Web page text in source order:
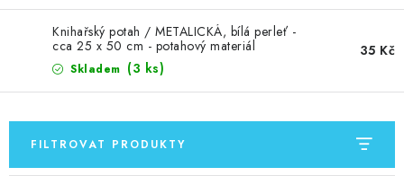
ZNAČKY
Doprava Kontakty Moje objednávka
Hodnocení obchodu
Obchodní podmínky
Podmínky ochrany osobních údajů
Ověřování recenzí
Jak nakupovat
Knihařský potah / METALICKÁ, bílá perleť -
cca 25 x 50 cm - potahový materiál
Skladem (3 ks)
35 Kč
FILTROVAT PRODUKTY